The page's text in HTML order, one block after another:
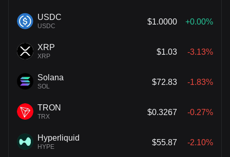
USDC
USDC
$1.0000 +0.00%
XRP
XRP
$1.03 -3.13%
Solana
SOL
$72.83 -1.83%
TRON
TRX
$0.3267 -0.27%
Hyperliquid
HYPE
$55.87 -2.10%